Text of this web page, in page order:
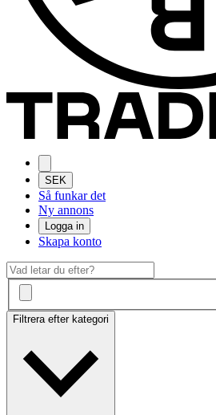
SEK
Så funkar det
Ny annons
Logga in
Skapa konto
Filtrera efter kategori